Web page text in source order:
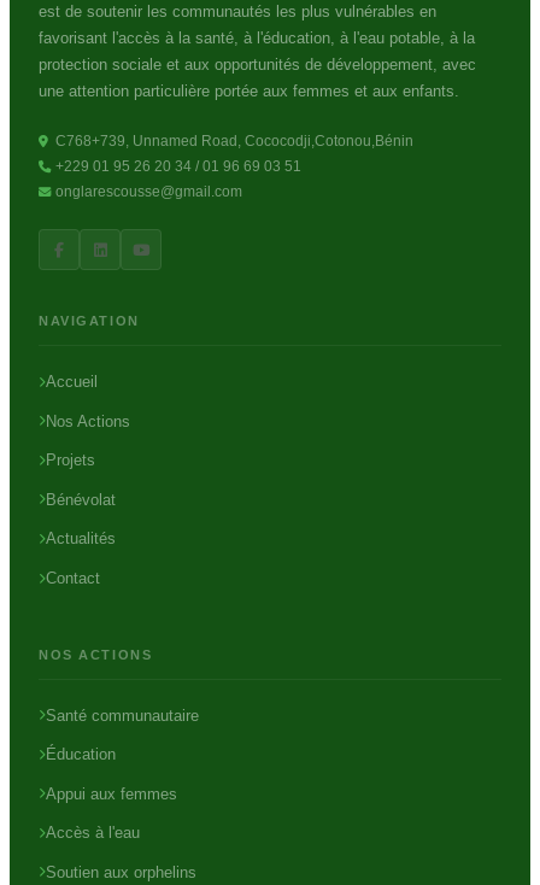
est de soutenir les communautés les plus vulnérables en
favorisant l'accès à la santé, à l'éducation, à l'eau potable, à la
protection sociale et aux opportunités de développement, avec
une attention particulière portée aux femmes et aux enfants.
C768+739, Unnamed Road, Cococodji,Cotonou,Bénin
+229 01 95 26 20 34 / 01 96 69 03 51
onglarescousse@gmail.com
NAVIGATION
Accueil
Nos Actions
Projets
Bénévolat
Actualités
Contact
NOS ACTIONS
Santé communautaire
Éducation
Appui aux femmes
Accès à l'eau
Soutien aux orphelins